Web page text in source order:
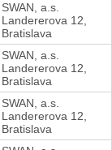
SWAN, a.s.
Landererova 12,
Bratislava
SWAN, a.s.
Landererova 12,
Bratislava
SWAN, a.s.
Landererova 12,
Bratislava